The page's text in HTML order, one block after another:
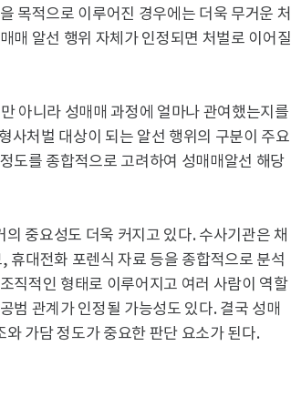
목적으로 이루어진 경우에는 더욱 무거운 처
매 알선 행위 자체가 인정되면 처벌로 이어질
아니라 성매매 과정에 얼마나 관여했는지를
사처벌 대상이 되는 알선 행위의 구분이 주요
도를 종합적으로 고려하여 성매매알선 해당
중요성도 더욱 커지고 있다. 수사기관은 채
대전화 포렌식 자료 등을 종합적으로 분석
직적인 형태로 이루어지고 여러 사람이 역할
범 관계가 인정될 가능성도 있다. 결국 성매
가담 정도가 중요한 판단 요소가 된다.